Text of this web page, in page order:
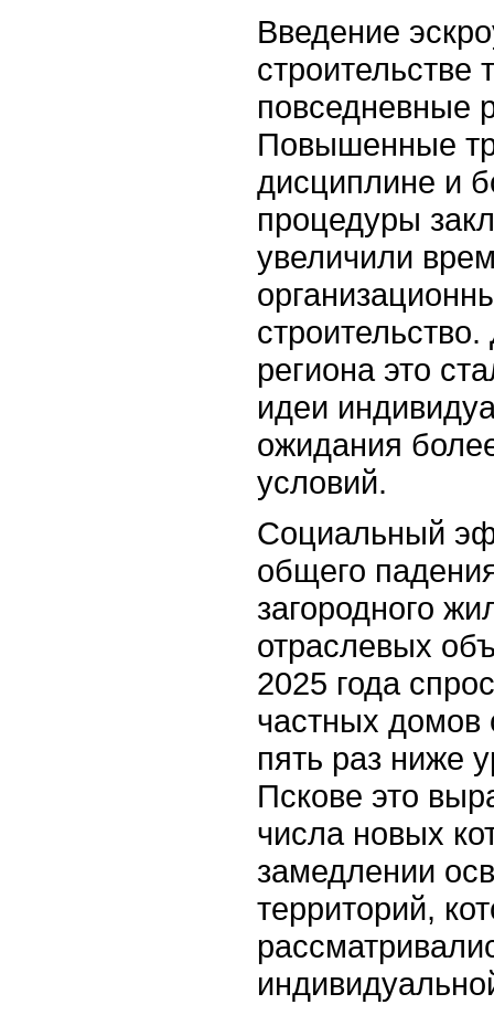
Введение
строительстве
повседневные
Повышенные
дисциплине и
процедуры
увеличили
региона это
идеи
ожидания
условий.
Социальный
общего
загородного
отраслевых
2025 года
частных домов
пять раз ниже
Пскове это
числа новых
замедлении
территорий,